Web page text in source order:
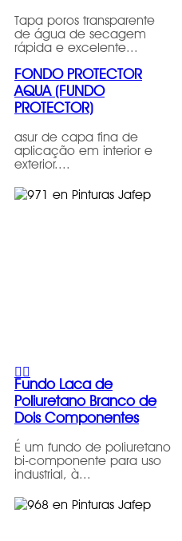
Tapa poros transparente
de água de secagem
rápida e excelente...
FONDO PROTECTOR
AQUA (FUNDO
PROTECTOR)
asur de capa fina de
aplicação em interior e
exterior....
Fundo Laca de
Poliuretano Branco de
Dois Componentes
É um fundo de poliuretano
bi-componente para uso
industrial, à...